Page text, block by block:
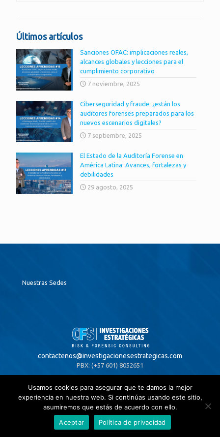
Últimos artículos
Sanciones OFAC: implicaciones reales,
alcances globales y lecciones para el
cumplimiento corporativo
7 noviembre, 2025
Ciberseguridad y fraude: ¿están los
auditores forenses preparados para los
nuevos escenarios digitales?
7 septiembre, 2025
El Estado de la Auditoría Forense en
América Latina: Avances, fortalezas y
debilidades
29 agosto, 2025
Nuestras Sedes
contactenos@investigacionesestrategicas.com
PBX: (+57 601) 8052651
Visitar
Centro Empresarial 4
Usamos cookies para asegurar que te damos la mejor
experiencia en nuestra web. Si continúas usando este sitio,
asumiremos que estás de acuerdo con ello.
Aceptar
Política de privacidad